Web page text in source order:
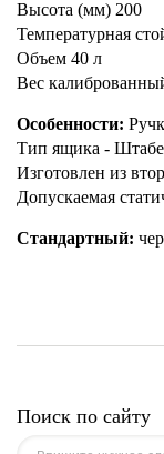
Высота (мм) 200
Температурная
Объем 40 л
Вес
Особенности:
Тип ящика -
Изготовлен из
Допускаемая
Стандартный:
Поиск по сайту